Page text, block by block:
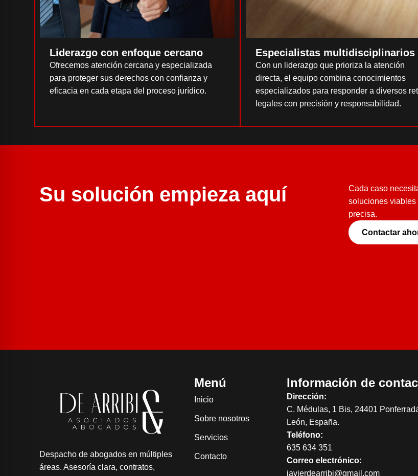
Liderazgo con enfoque cercano
Ofrecemos atención cercana y especializada
para proteger sus derechos con confianza y
eficacia en cada etapa del proceso jurídico.
Especialistas multidisciplinarios
Con un liderazgo que prioriza la atención
directa, el equipo combina conocimientos
especializados para responder a diversos
legales con precisión y responsabilidad.
Su solución empieza aquí
Cada caso
soluciones viables
precisa.
Contactar
Despacho de abogados en múltiples
áreas. Asesoría clara, contratos,
Menú
Inicio
Sobre nosotros
Servicios
Contacto
Información de
Dirección:
C. Médulas, 1 Bis, 24401
León, España.
Teléfono:
635 634 351
Correo electrónico:
javierdearribi@gmail.com